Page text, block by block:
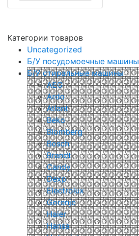
Категории товаров
Uncategorized
Б/У посудомоечные машины
Б/У стиральные машины
AEG
Ardo
Atlant
Beko
Blomberg
Bosch
Brandt
Candy
Dexp
Electrolux
Gorenje
Haier
Hansa